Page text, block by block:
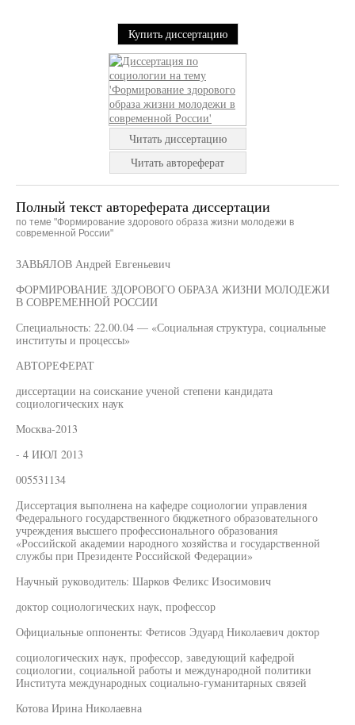
Купить диссертацию
Читать диссертацию
Читать автореферат
Полный текст автореферата диссертации
по теме "Формирование здорового образа жизни молодежи в
современной России"
ЗАВЬЯЛОВ Андрей Евгеньевич
ФОРМИРОВАНИЕ ЗДОРОВОГО ОБРАЗА ЖИЗНИ МОЛОДЕЖИ
В СОВРЕМЕННОЙ РОССИИ
Специальность: 22.00.04 — «Социальная структура, социальные
институты и процессы»
АВТОРЕФЕРАТ
диссертации на соискание ученой степени кандидата
социологических наук
Москва-2013
- 4 ИЮЛ 2013
005531134
Диссертация выполнена на кафедре социологии управления
Федерального государственного бюджетного образовательного
учреждения высшего профессионального образования
«Российской академии народного хозяйства и государственной
службы при Президенте Российской Федерации»
Научный руководитель: Шарков Феликс Изосимович
доктор социологических наук, профессор
Официальные оппоненты: Фетисов Эдуард Николаевич доктор
социологических наук, профессор, заведующий кафедрой
социологии, социальной работы и международной политики
Института международных социально-гуманитарных связей
Котова Ирина Николаевна